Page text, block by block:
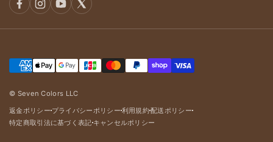
© Seven Colors LLC
返金ポリシー
dot
プライバシーポリシー
dot
利用規約
dot
配送ポリシー
特定商取引法に基づく表記
dot
キャンセルポリシー